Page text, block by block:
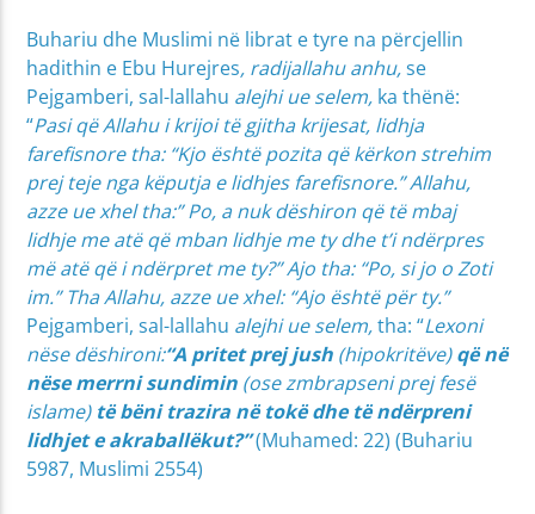
Buhariu dhe Muslimi në librat e tyre na përcjellin
hadithin e Ebu Hurejres, radijallahu anhu,se
Pejgamberi, sal-lallahu alejhi ue selem, ka thënë:
“Pasi që Allahu i krijoi të gjitha krijesat, lidhja
farefisnore tha: “Kjo është pozita që kërkon strehim
prej teje nga këputja e lidhjes farefisnore.” Allahu,
azze ue xhel tha:” Po, a nuk dëshiron që të mbaj
lidhje me atë që mban lidhje me ty dhe t’i ndërpres
më atë që i ndërpret me ty?” Ajo tha: “Po, si jo o Zoti
im.” Tha Allahu, azze ue xhel: “Ajo është për ty.”
Pejgamberi, sal-lallahu alejhi ue selem,tha: “Lexoni
nëse dëshironi:“A pritet prej jush (hipokritëve)që në
nëse merrni sundimin (ose zmbrapseni prej fesë
islame)të bëni trazira në tokë dhe të ndërpreni
lidhjet e akraballëkut?”(Muhamed: 22) (Buhariu
5987, Muslimi 2554)